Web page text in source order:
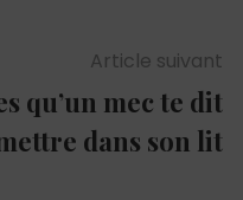
Article suivant
qu’un mec te dit
dans son lit